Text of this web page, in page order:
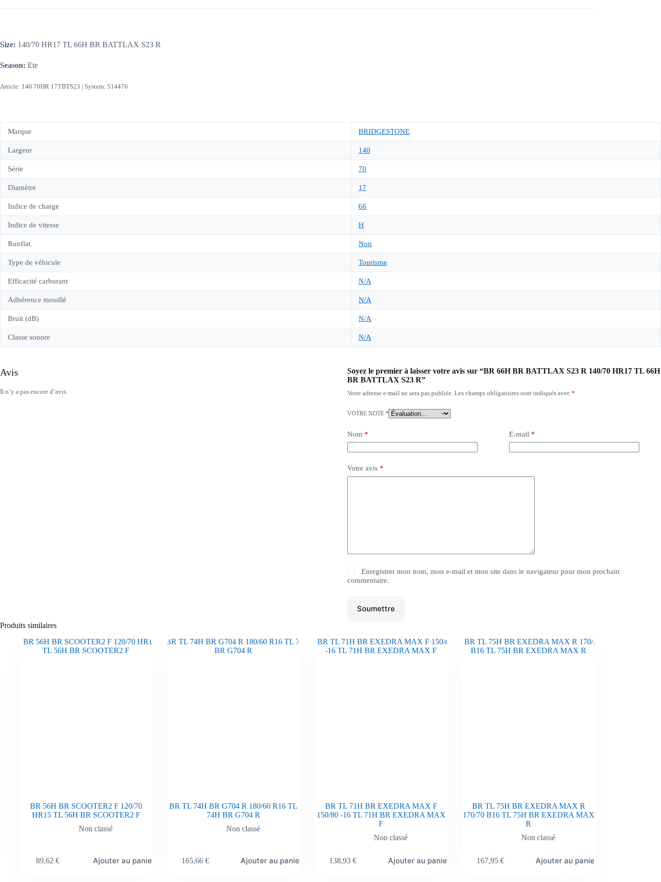
Size: 140/70 HR17 TL 66H BR BATTLAX S23 R
Season: Ete
Article: 140 70HR 17TBTS23 | System: 514476
Marque BRIDGESTONE
Largeur 140
Série 70
Diamètre 17
Indice de charge 66
Indice de vitesse H
Runflat Non
Type de véhicule Tourisme
Efficacité carburant N/A
Adhérence mouillé N/A
Bruit (dB) N/A
Classe sonore N/A
Avis
Il n’y a pas encore d’avis.
Soyez le premier à laisser votre avis sur “BR 66H BR BATTLAX S23 R 140/70 HR17 TL 66H
BR BATTLAX S23 R”
Votre adresse e-mail ne sera pas publiée. Les champs obligatoires sont indiqués avec *
VOTRE NOTE *
Nom * E-mail *
Votre avis *
Enregistrer mon nom, mon e-mail et mon site dans le navigateur pour mon prochain
commentaire.
Soumettre
Produits similaires
BR 56H BR SCOOTER2 F 120/70
HR15 TL 56H BR SCOOTER2 F
Non classé
89,62€ Ajouter au panier
BR TL 74H BR G704 R 180/60 R16 TL
74H BR G704 R
Non classé
165,66€ Ajouter au panier
BR TL 71H BR EXEDRA MAX F
150/80 -16 TL 71H BR EXEDRA MAX
F
Non classé
138,93€ Ajouter au panier
BR TL 75H BR EXEDRA MAX R
170/70 B16 TL 75H BR EXEDRA MAX
R
Non classé
167,95€ Ajouter au panier